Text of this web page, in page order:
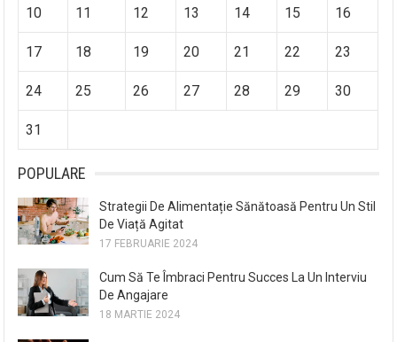
10 11 12 13 14 15 16
17 18 19 20 21 22 23
24 25 26 27 28 29 30
31
POPULARE
Strategii De Alimentație Sănătoasă Pentru Un Stil
De Viață Agitat
17 FEBRUARIE 2024
Cum Să Te Îmbraci Pentru Succes La Un Interviu
De Angajare
18 MARTIE 2024